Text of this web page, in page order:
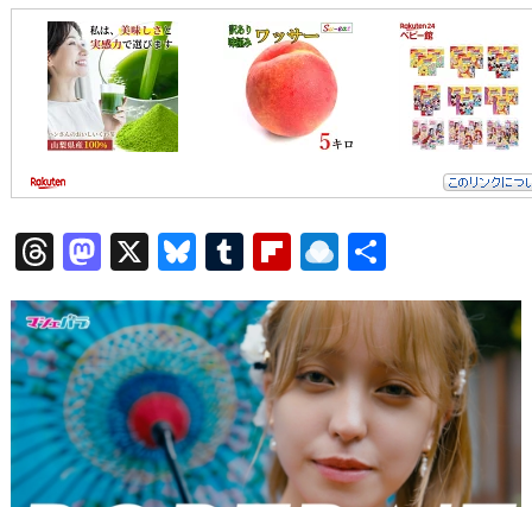
T
h
re
a
d
s
M
a
st
o
d
o
n
X Bl
u
e
sk
y
T
u
m
bl
r
Fl
ip
b
o
ar
d
R
ai
n
d
ro
p.
io
有